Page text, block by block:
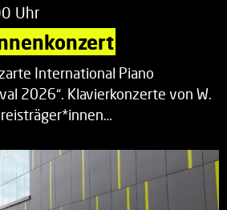
Uhr
International Piano
2026“. Klavierkonzerte von W.